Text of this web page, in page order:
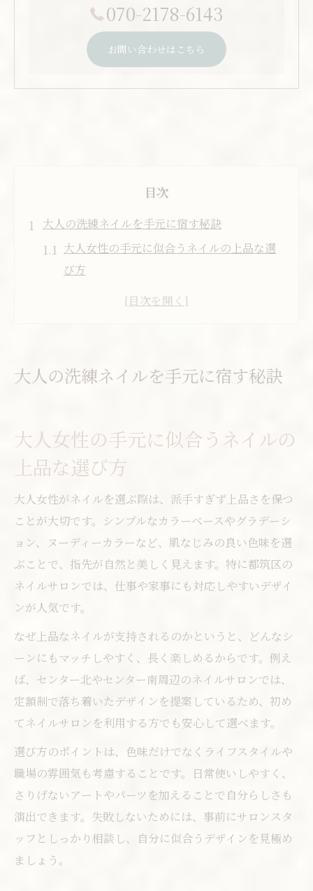
070-2178-6143
お問い合わせはこちら
目次
大人の洗練ネイルを手元に宿す秘訣
大人女性の手元に似合うネイルの上品な選
び方
カジュアルシックなネイルで魅せる洗練の
ネイルサロン選びで失敗しないポイントを
ネイルで日常を格上げするコツと実践アイ
都筑区で叶える上品カジュアルネイル体験
ネイルサロン都筑区で注目のデザイン傾向
とは
センター北周辺のネイルで叶う大人可愛い
指先
カジュアルとシックを両立するネイル体験
の流れ
都筑区で安いネイルを上品に楽しむための
工夫
ららぽーと横浜周辺のネイルサロン事情を
解説
ネイルサロン選びに迷った時の基準とポイ
ント
安いネイルでも失敗しにくい選択のコツと
は
大人の洗練ネイルを手元に宿す秘訣
大人女性の手元に似合うネイルの
上品な選び方
大人女性がネイルを選ぶ際は、派手すぎず上品さを保つ
ことが大切です。シンプルなカラーベースやグラデーシ
ョン、ヌーディーカラーなど、肌なじみの良い色味を選
ぶことで、指先が自然と美しく見えます。特に都筑区の
ネイルサロンでは、仕事や家事にも対応しやすいデザイ
ンが人気です。
なぜ上品なネイルが支持されるのかというと、どんなシ
ーンにもマッチしやすく、長く楽しめるからです。例え
ば、センター北やセンター南周辺のネイルサロンでは、
定額制で落ち着いたデザインを提案しているため、初め
てネイルサロンを利用する方でも安心して選べます。
選び方のポイントは、色味だけでなくライフスタイルや
職場の雰囲気も考慮することです。日常使いしやすく、
さりげないアートやパーツを加えることで自分らしさも
演出できます。失敗しないためには、事前にサロンスタ
ッフとしっかり相談し、自分に似合うデザインを見極め
ましょう。